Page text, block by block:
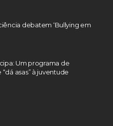
debatem ‘Bullying em
Um programa de
asas” à juventude